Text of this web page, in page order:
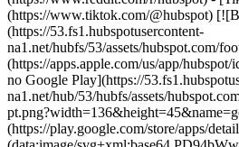
(https://www.tiktok.com/@hubspot)
(https://53.fs1.hubspotusercontent-
na1.net/hubfs/53/assets/hubspot.com/
(https://apps.apple.com/us/app/
no Google Play](https://
na1.net/hub/53/hubfs/assets/
(https://play.google.com/store/apps/